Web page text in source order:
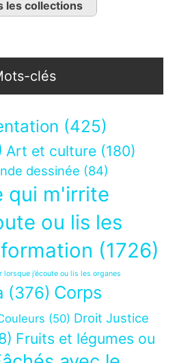
les collections
clés
(425)
Art et culture (180)
dessinée (84)
qui m'irrite
ou lis les
(1726)
j’écoute ou lis les organes
(376) Corps
(50) Droit Justice
Fruits et légumes ou